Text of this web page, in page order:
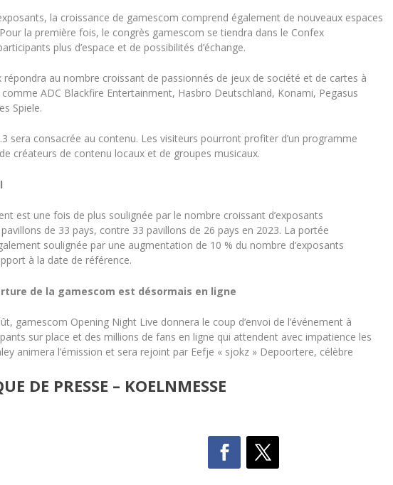
la croissance de gamescom comprend également de nouveaux espaces
la première fois, le congrès gamescom se tiendra dans le Confex
plus d’espace et de possibilités d’échange.
au nombre croissant de passionnés de jeux de société et de cartes à
ADC Blackfire Entertainment, Hasbro Deutschland, Konami, Pegasus
Spiele.
sera consacrée au contenu. Les visiteurs pourront profiter d’un programme
créateurs de contenu locaux et de groupes musicaux.
est une fois de plus soulignée par le nombre croissant d’exposants
de 33 pays, contre 33 pavillons de 26 pays en 2023. La portée
soulignée par une augmentation de 10 % du nombre d’exposants
à la date de référence.
de la gamescom est désormais en ligne
gamescom Opening Night Live donnera le coup d’envoi de l’événement à
sur place et des millions de fans en ligne qui attendent avec impatience les
animera l’émission et sera rejoint par Eefje « sjokz » Depoortere, célèbre
DE PRESSE – KOELNMESSE